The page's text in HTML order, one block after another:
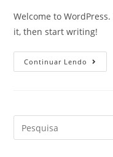
Welcome to
it, then start writing!
Continuar Lendo
Search
for: